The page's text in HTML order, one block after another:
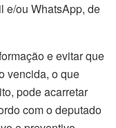
e/ou WhatsApp, de
e evitar que
vencida, o que
pode acarretar
com o deputado